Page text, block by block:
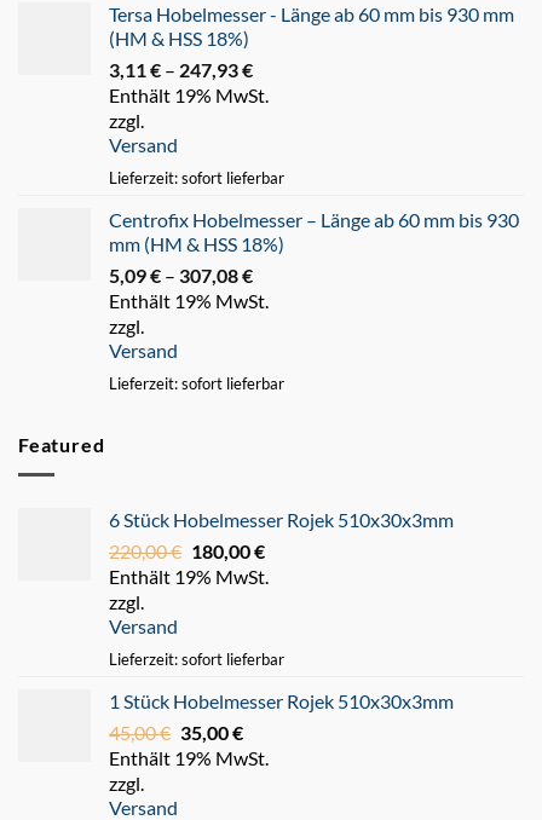
Tersa Hobelmesser - Länge ab 60 mm bis 930 mm
(HM & HSS 18%)
3,11€ – 247,93€
3,11 €
Enthält 19% MwSt.
zzgl.
Versand
Lieferzeit: sofort lieferbar
Centrofix Hobelmesser – Länge ab 60 mm bis 930
mm (HM & HSS 18%)
5,09€ – 307,08€
5,09 €
Enthält 19% MwSt.
zzgl.
Versand
Lieferzeit: sofort lieferbar
Featured
6 Stück Hobelmesser Rojek 510x30x3mm
220,00€ Ursprünglicher
Preis
180,00€Aktueller
Preis
Enthält 19% MwSt.
zzgl.
Versand
Lieferzeit: sofort lieferbar
1 Stück Hobelmesser Rojek 510x30x3mm
45,00€ Ursprünglicher
Preis
35,00€Aktueller
Preis
Enthält 19% MwSt.
zzgl.
Versand